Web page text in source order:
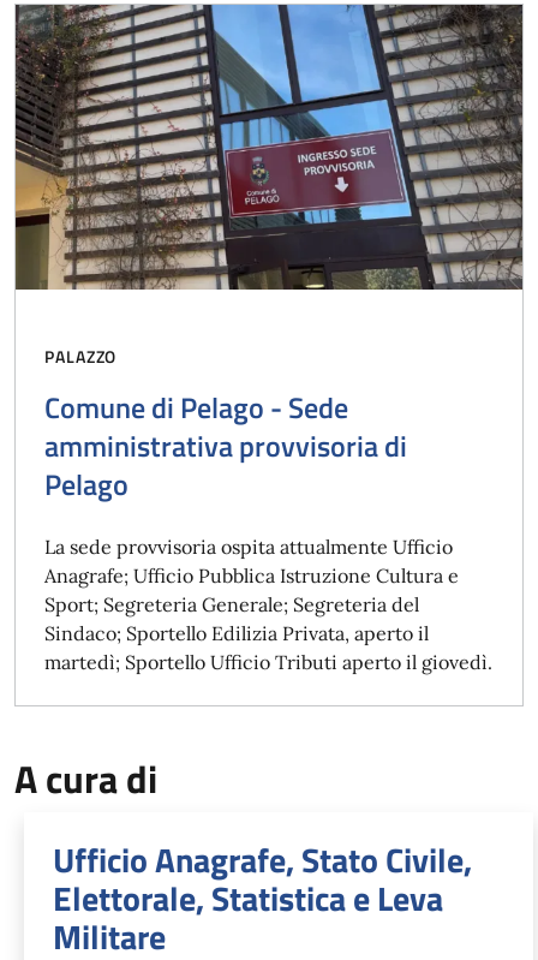
PALAZZO
Comune di Pelago - Sede
amministrativa provvisoria di
Pelago
La sede provvisoria ospita attualmente Ufficio
Anagrafe; Ufficio Pubblica Istruzione Cultura e
Sport; Segreteria Generale; Segreteria del
Sindaco; Sportello Edilizia Privata, aperto il
martedì; Sportello Ufficio Tributi aperto il giovedì.
A cura di
Ufficio Anagrafe, Stato Civile,
Elettorale, Statistica e Leva
Militare